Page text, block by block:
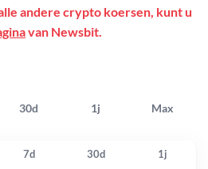
30d 1j Max
andere crypto koersen, kunt u
van Newsbit.
7d 30d 1j